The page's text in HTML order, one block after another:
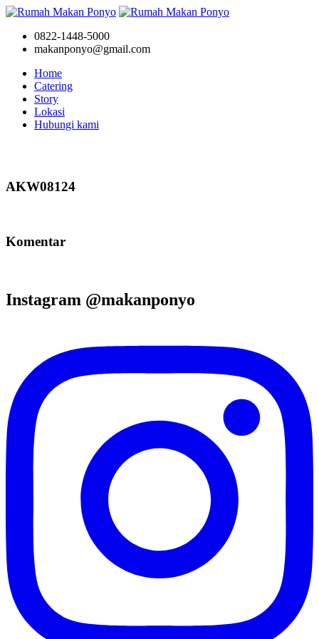
0822-1448-5000
makanponyo@gmail.com
Home
Catering
Story
Lokasi
Hubungi kami
AKW08124
Komentar
Instagram @makanponyo